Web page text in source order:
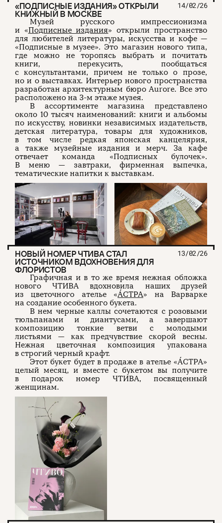
«ПОДПИСНЫЕ ИЗДАНИЯ» ОТКРЫЛИ
КНИЖНЫЙ В МОС­КВЕ
14/02/26
Музей русского импрессионизма
и «Подписные издания» открыли пространство
для любителей литературы, искусства и кофе —
«Подписные в музее». Это магазин нового типа,
где можно не торопясь выбрать и почитать
книги, перекусить, пообщаться
с консультантами, причем не только о прозе,
но и о выставках. Интерьер нового пространства
разработан архитектурным бюро Aurore. Все это
расположено на 3-м этаже музея.
В ассортименте магазина представлено
около 10 тысяч наименований: книги и альбомы
по искусству, новинки независимых издательств,
детская литература, товары для художников,
в том числе редкая японская канцелярия,
а также музейные издания и мерч. За кафе
отвечает команда «Подписных булочек».
В меню — завтраки, фирменная выпечка,
тематические напитки к выставкам.
НОВЫЙ НОМЕР ЧТИВА СТАЛ
ИСТОЧНИКОМ ВДОХНОВЕНИЯ ДЛЯ
ФЛОРИСТОВ
13/02/26
Графичная и в то же время нежная обложка
нового ЧТИВА вдохновила наших друзей
из цветочного ателье «ÁСТРА» на Варварке
на создание особенного букета.
В нем черные каллы сочетаются с розовыми
тюльпанами и диантусами, а завершают
композицию тонкие ветви с молодыми
листьями — как предчувствие скорой весны.
Нежная цветочная композиция упакована
в строгий черный крафт.
Этот букет будет в продаже в ателье «ÁСТРА»
целый месяц, и вместе с букетом вы получите
в подарок номер ЧТИВА, посвященный
женщинам.